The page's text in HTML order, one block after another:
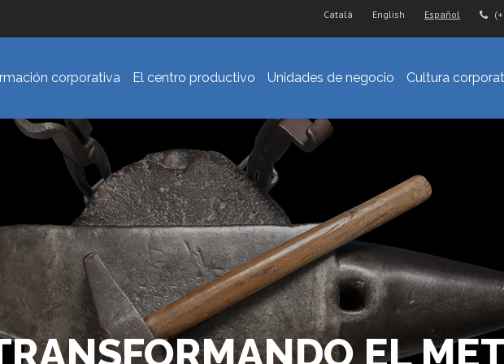
Català English Español
corporativa El centro productivo Unidades de negocio Cultura
EL